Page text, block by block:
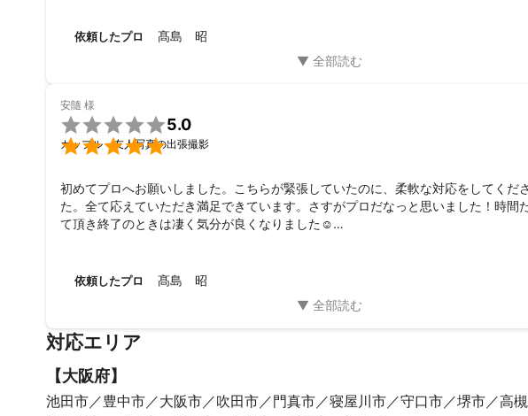
写真、お子様の笑顔たっぷりの写真、優しい雰囲気のプロフィール写真など、記念写
写真、作品風の写真まで、幅広く対応致します。
ポージングや服装などもご相談下さい。撮りたいイメージに合ったアドバイスをさせて
す。
また、ビジネスユースでは、カメラマンの立場からブランディングのアドバイスもさ
す。
写真の作風、イメージはポートフォリオをご覧下さい。
などもございますので、スタジオや会議室などの撮影場所を確保していただければ、
の宣材写真、ビジネスプロフィール写真、オーディション用写真など、室内での撮影
また、和傘も準備できますので、成人式、卒業式など、お着物での撮影時にはお申し
撮影地につきましては、ご希望の場所がございましたらお知らせ下さい。
どこで撮影したら良いかわからない、という場合はご相談下さい。関西一円のロケ撮
撮影地が決まりましたら、可能な限り事前にロケハンを行い、ご希望のイメージに合う
組み立てをさせていただいております。
初めて撮影依頼される方もご心配なく。
依頼したプロ 髙島 昭
安隨 様


5.0
カップル・友人写真の出張撮影
初めてプロへお願いしました。こちらが緊張していたのに、柔軟な対応をしてくだ
た。全て応えていただき満足できています。さすがプロだなっと思いました！時間
て頂き終了のときは凄く気分が良くなりました☺️
依頼したプロ 髙島 昭
対応エリア
【大阪府】
池田市 豊中市 大阪市 吹田市 門真市 寝屋川市 守口市 堺市
高